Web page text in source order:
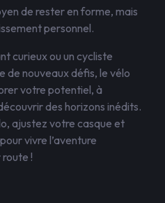
de rester en forme, mais
personnel.
curieux ou un cycliste
de nouveaux défis, le vélo
votre potentiel, à
des horizons inédits.
ajustez votre casque et
vivre l’aventure
!